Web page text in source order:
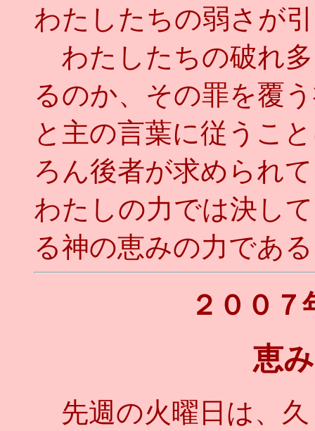
わたしたちの弱さが
わたしたちの破れ
るのか、その罪を覆
と主の言葉に従うこ
ろん後者が求められ
わたしの力では決し
る神の恵みの力であ
２００
恵
先週の火曜日は、